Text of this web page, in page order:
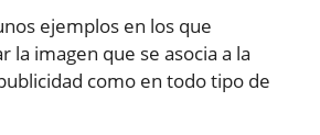
ejemplos en los que
la imagen que se asocia a la
como en todo tipo de